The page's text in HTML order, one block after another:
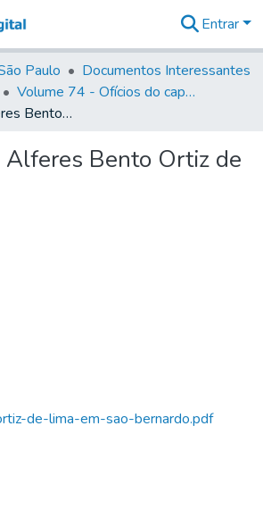
&
Coleções
Tudo na
Biblioteca
Estatísticas
Entrar
Paulo
Documentos Interessantes
Volume 74 - Ofícios do capitão General Martim Lopes Lobo de Saldanha às Câmaras e Comandantes da Capitania (1775)
Carta para o Alferes Bento Ortiz de Lima
Alferes Bento Ortiz de
de-lima-em-sao-bernardo.pdf